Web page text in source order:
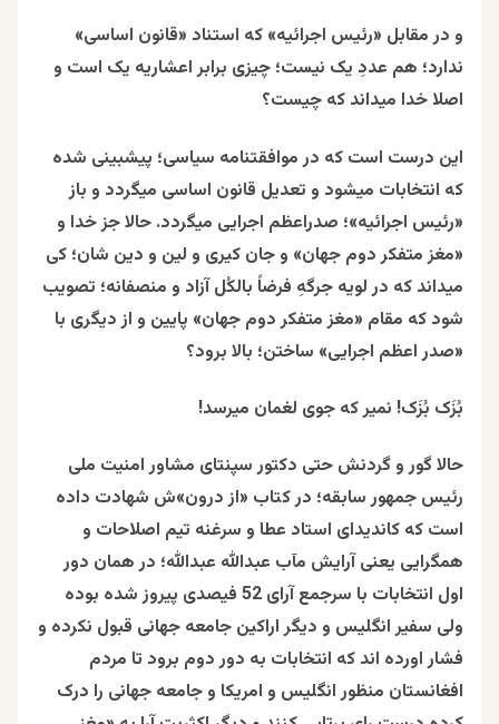
و در مقابل «رئیس اجرائیه» که استناد «قانون اساسی»
ندارد؛ هم عددِ یک نیست؛ چیزی برابر اعشاریه یک است و
اصلا خدا میداند که چیست؟
این درست است که در موافقتنامه سیاسی؛ پیشبینی شده
که انتخابات میشود و تعدیل قانون اساسی میگردد و باز
«رئیس اجرائیه»؛ صدراعظم اجرایی میگردد. حالا جز خدا و
«مغز متفکر دوم جهان» و جان کیری و لین و دین شان؛ کی
میداند که در لویه جرگهِ فرضاً بالکُل آزاد و منصفانه؛ تصویب
شود که مقام «مغز متفکر دوم جهان» پایین و از دیگری با
«صدر اعظم اجرایی» ساختن؛ بالا برود؟
بُزَک بُزَک! نمیر که جوی لغمان میرسد!
حالا گور و گردنش حتی دکتور سپنتای مشاور امنیت ملی
رئیس جمهور سابقه؛ در کتاب «از درون»ش شهادت داده
است که کاندیدای استاد عطا و سرغنه تیم اصلاحات و
همگرایی یعنی آرایش مآب عبدالله عبدالله؛ در همان دور
اول انتخابات با سرجمع آرای 52 فیصدی پیروز شده بوده
ولی سفیر انگلیس و دیگر اراکین جامعه جهانی قبول نکرده و
فشار اورده اند که انتخابات به دور دوم برود تا مردم
افغانستان منظور انگلیس و امریکا و جامعه جهانی را درک